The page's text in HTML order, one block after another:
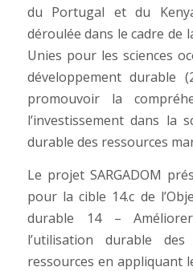
du Portugal et du
déroulée dans le cadre de
Unies pour les sciences
développement durable
promouvoir la
l’investissement dans la
durable des ressources
Le projet SARGADOM
pour la cible 14.c de
durable 14 –
l’utilisation durable
ressources en appliquant